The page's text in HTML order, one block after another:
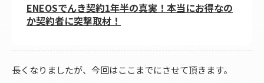
ENEOSでんき契約1年半の真実！本当にお得なの
か契約者に突撃取材！
長くなりましたが、今回はここまでにさせて頂きます。